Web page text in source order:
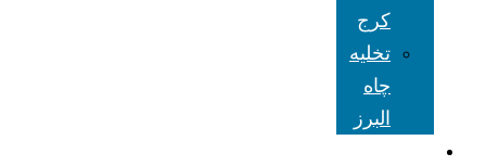
کرج
تخلیه
چاه
البرز